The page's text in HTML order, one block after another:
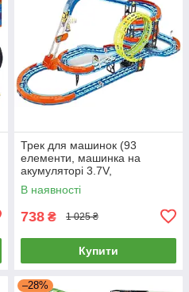
Трек для машинок (93
елементи, машинка на
акумуляторі 3.7V,
підсвічування, світиться у
темряві, трюки, муляжі
В наявності
738 ₴ 1 025 ₴
Купити
–28%